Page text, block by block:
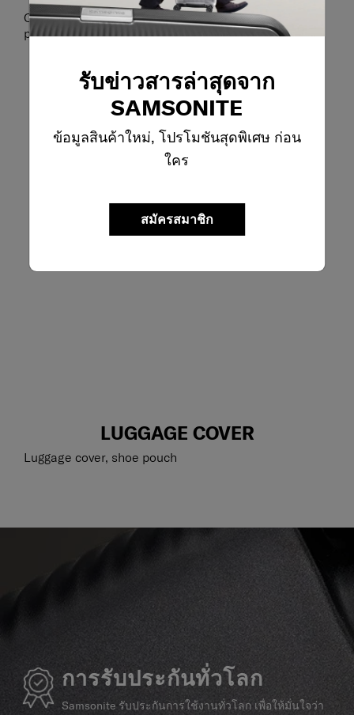
รับข่าวสารล่าสุดจาก
SAMSONITE
ข้อมูลสินค้าใหม่, โปรโมชันสุดพิเศษ ก่อน
ใคร
สมัครสมาชิก
Cross Ribbon luggage straps and 2 side zip guards
prevent luggage
LUGGAGE COVER
Luggage cover, shoe pouch
การรับประกันทั่วโลก
Samsonite รับประกันการใช้งานทั่วโลก เพื่อให้มั่นใจว่า